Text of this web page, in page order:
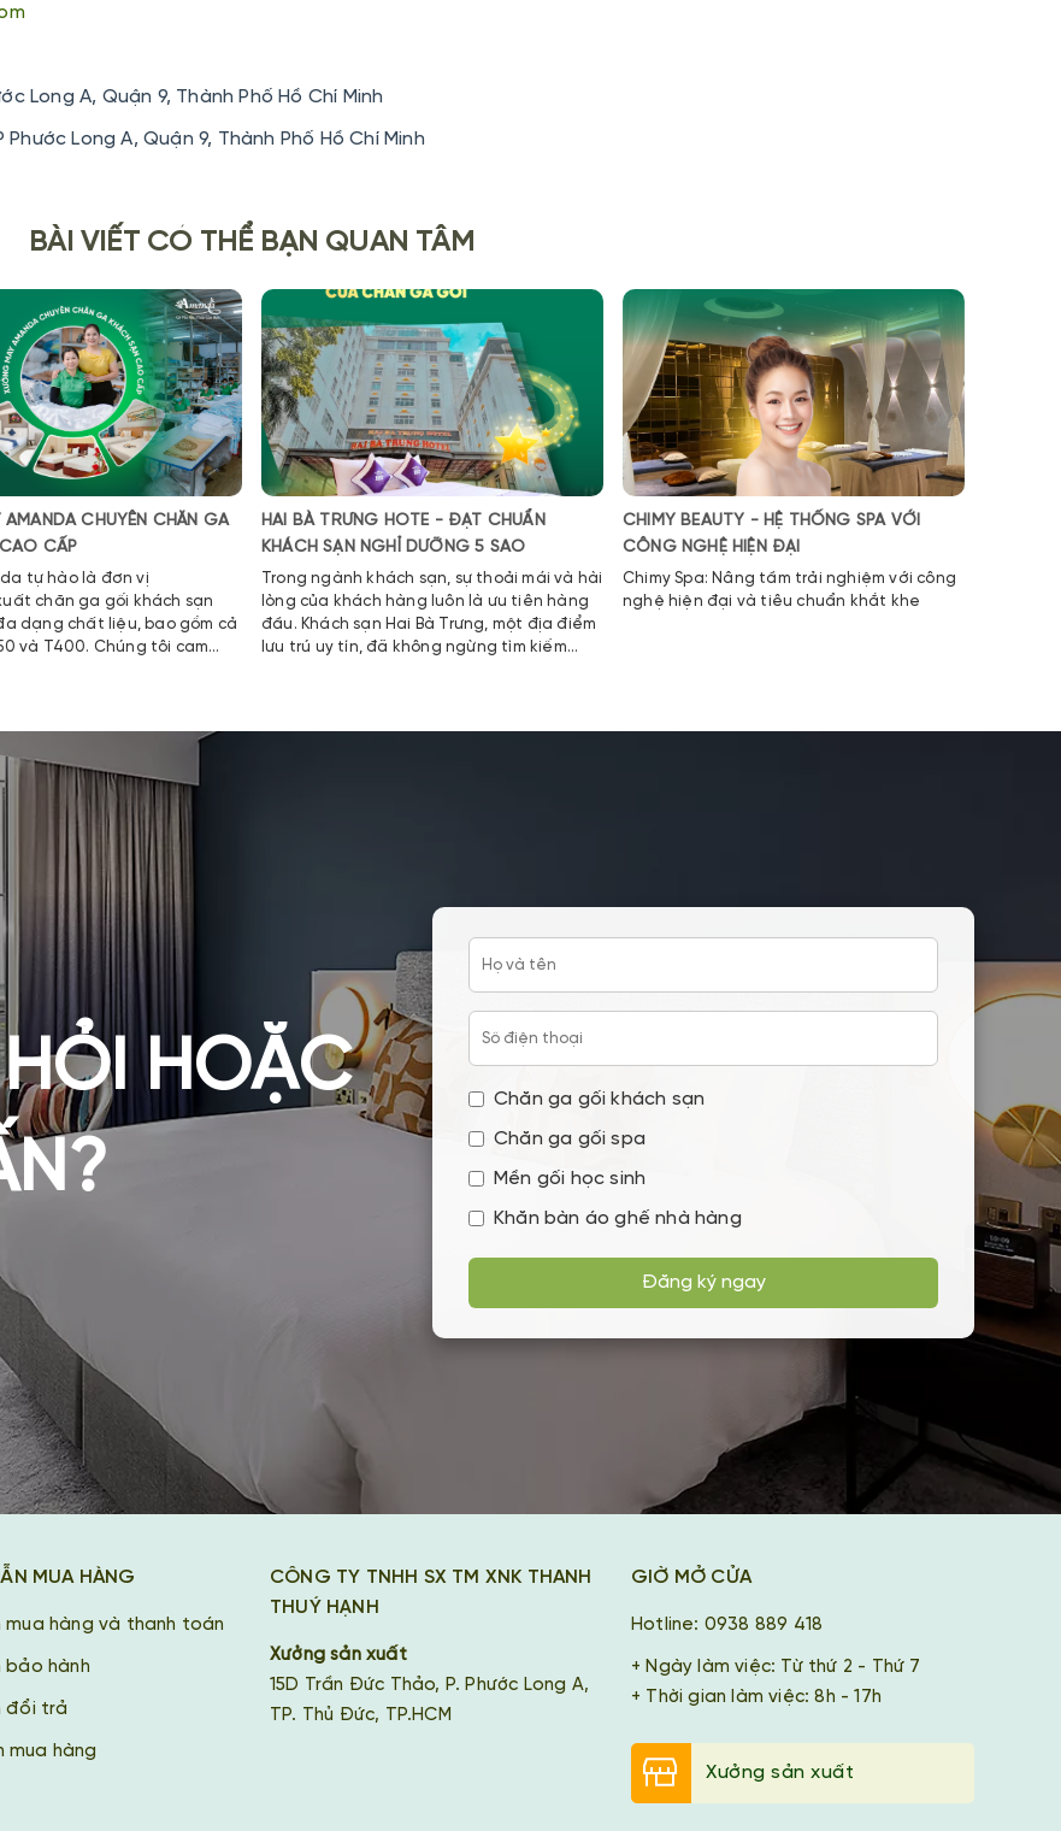
Long A, Quận 9, Thành Phố Hồ Chí Minh
Long A, Quận 9, Thành Phố Hồ Chí Minh
BÀI VIẾT CÓ THỂ BẠN QUAN TÂM
AMANDA CHUYÊN CHĂN GA
CẤP
tự hào là đơn vị
chăn ga gối khách sạn
dạng chất liệu, bao gồm cả
và T400. Chúng tôi cam
HAI BÀ TRƯNG HOTE - ĐẠT CHUẨN
KHÁCH SẠN NGHỈ DƯỠNG 5 SAO
Trong ngành khách sạn, sự thoải mái và hài
lòng của khách hàng luôn là ưu tiên hàng
đầu. Khách sạn Hai Bà Trưng, một địa điểm
lưu trú uy tín, đã không ngừng tìm kiếm
CHIMY BEAUTY - HỆ THỐNG SPA VỚI
CÔNG NGHỆ HIỆN ĐẠI
Chimy Spa: Nâng tầm trải nghiệm với công
nghệ hiện đại và tiêu chuẩn khắt khe
HOẶC
Chăn ga gối khách sạn
Chăn ga gối spa
Mền gối học sinh
Khăn bàn áo ghế nhà hàng
Đăng ký ngay
MUA HÀNG
mua hàng và thanh toán
bảo hành
đổi trả
mua hàng
CÔNG TY TNHH SX TM XNK THANH
THUÝ HẠNH
Xưởng sản xuất
15D Trần Đức Thảo, P. Phước Long A,
TP. Thủ Đức, TP.HCM
GIỜ MỞ CỬA
Hotline: 0938 889 418
+ Ngày làm việc: Từ thứ 2 - Thứ 7
+ Thời gian làm việc: 8h - 17h
Xưởng sản xuất